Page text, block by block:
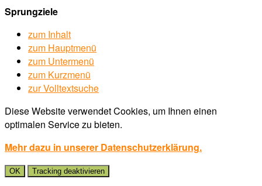
Sprungziele
zum Inhalt
zum Hauptmenü
zum Untermenü
zum Kurzmenü
zur Volltextsuche
Diese Website verwendet Cookies, um Ihnen einen
optimalen Service zu bieten.
Mehr dazu in unserer Datenschutzerklärung.
OK Tracking deaktivieren